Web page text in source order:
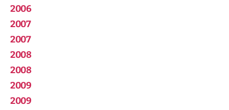
2006
2007
2007
2008
2008
2009
2009